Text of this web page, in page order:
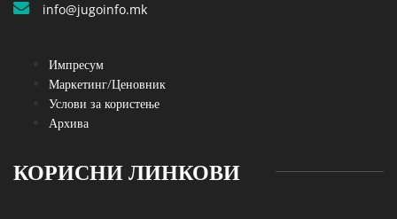
info@jugoinfo.mk
Импресум
Маркетинг/Ценовник
Услови за користење
Архива
КОРИСНИ ЛИНКОВИ